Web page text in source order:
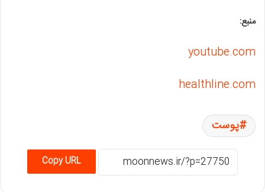
منبع:
youtube.com
healthline.com
پوست
Copy URL